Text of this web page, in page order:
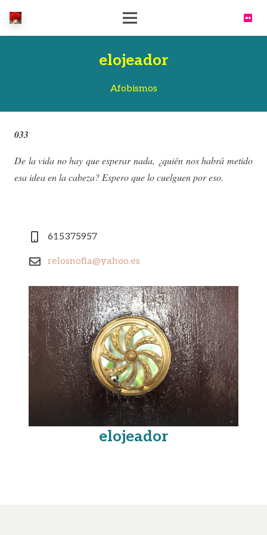
elojeador
Afobismos
033
De la vida no hay que esperar nada, ¿quién nos habrá metido
esa idea en la cabeza? Espero que lo cuelguen por eso.
615375957
relosnofla@yahoo.es
elojeador